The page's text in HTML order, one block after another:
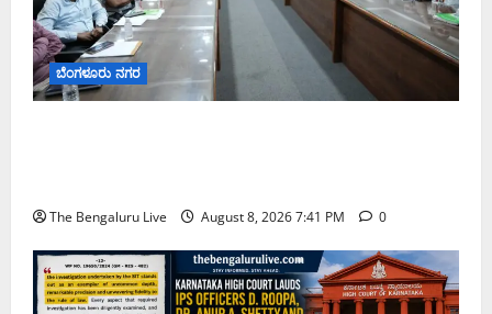
ಬೆಂಗಳೂರು ನಗರ
The Bengaluru Live August 8, 2026 7:41 PM 0